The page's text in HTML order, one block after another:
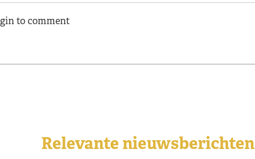
to comment
Relevante nieuwsberichten